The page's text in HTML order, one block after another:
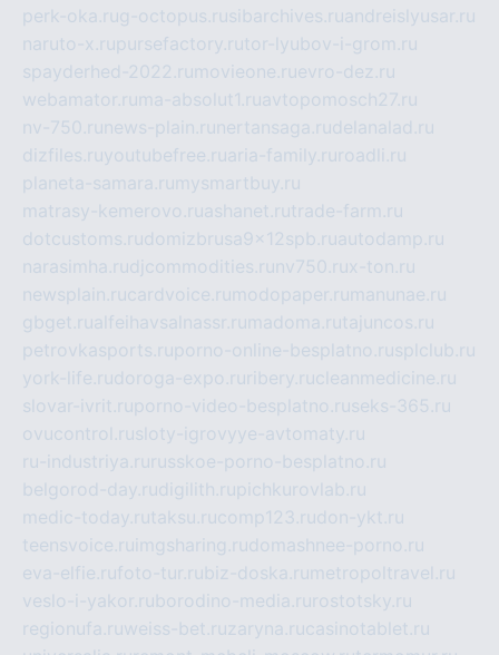
perk-oka.rug-octopus.rusibarchives.ruandreislyusar.ru
naruto-x.rupursefactory.rutor-lyubov-i-grom.ru
spayderhed-2022.ru movieone.ruevro-dez.ru
webamator.ru ma-absolut1.ruavtopomosch27.ru
nv-750.ru news-plain.ru nertansaga.rudelanalad.ru
dizfiles.ruyoutubefree.ruaria-family.ru roadli.ru
planeta-samara.ru mysmartbuy.ru
matrasy-kemerovo.ruashanet.rutrade-farm.ru
dotcustoms.rudomizbrusa9x12spb.ruautodamp.ru
narasimha.rudjcommodities.ru nv750.rux-ton.ru
newsplain.rucardvoice.ru modopaper.ru manunae.ru
gbget.rualfeihavsalnassr.ru madoma.rutajuncos.ru
petrovkasports.ruporno-online-besplatno.rusplclub.ru
york-life.rudoroga-expo.ru ribery.rucleanmedicine.ru
slovar-ivrit.ruporno-video-besplatno.ruseks-365.ru
ovucontrol.rusloty-igrovyye-avtomaty.ru
ru-industriya.ru russkoe-porno-besplatno.ru
belgorod-day.rudigilith.rupichkurovlab.ru
medic-today.rutaksu.rucomp123.rudon-ykt.ru
teensvoice.ru imgsharing.rudomashnee-porno.ru
eva-elfie.rufoto-tur.rubiz-doska.ru metropoltravel.ru
veslo-i-yakor.ruborodino-media.ru rostotsky.ru
regionufa.ruweiss-bet.ruzaryna.rucasinotablet.ru